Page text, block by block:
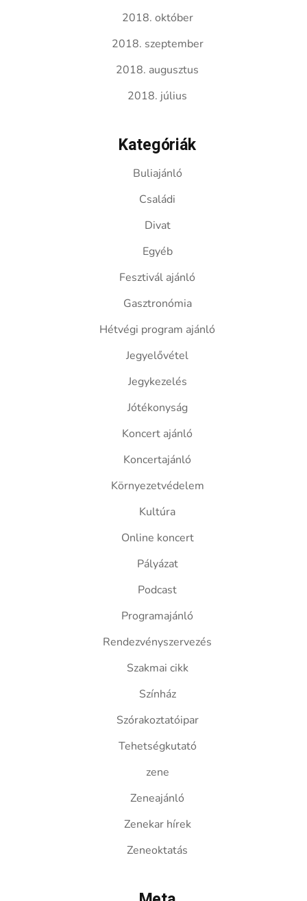
2018. október
2018. szeptember
2018. augusztus
2018. július
Kategóriák
Buliajánló
Családi
Divat
Egyéb
Fesztivál ajánló
Gasztronómia
Hétvégi program ajánló
Jegyelővétel
Jegykezelés
Jótékonyság
Koncert ajánló
Koncertajánló
Környezetvédelem
Kultúra
Online koncert
Pályázat
Podcast
Programajánló
Rendezvényszervezés
Szakmai cikk
Színház
Szórakoztatóipar
Tehetségkutató
zene
Zeneajánló
Zenekar hírek
Zeneoktatás